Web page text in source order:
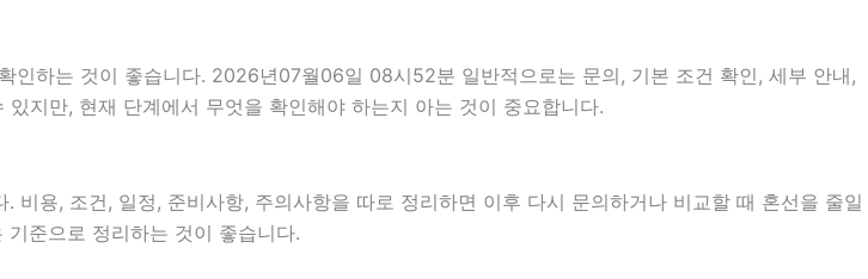
인하는 것이 좋습니다. 2026년07월06일 08시52분 일반적으로는 문의, 기본 조건 확인, 세부 안내,
지만, 현재 단계에서 무엇을 확인해야 하는지 아는 것이 중요합니다.
용, 조건, 일정, 준비사항, 주의사항을 따로 정리하면 이후 다시 문의하거나 비교할 때 혼선을 줄일
준으로 정리하는 것이 좋습니다.